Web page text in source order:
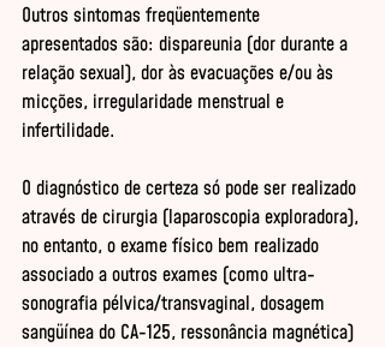
Outros sintomas freqüentemente
apresentados são: dispareunia (dor durante a
relação sexual), dor às evacuações e/ou às
micções, irregularidade menstrual e
infertilidade.
O diagnóstico de certeza só pode ser realizado
através de cirurgia (laparoscopia exploradora),
no entanto, o exame físico bem realizado
associado a outros exames (como ultra-
sonografia pélvica/transvaginal, dosagem
sangüínea do CA-125, ressonância magnética)